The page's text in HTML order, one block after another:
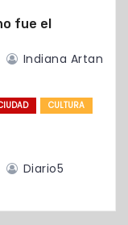
fue el
Indiana Artan
CULTURA
Diario5